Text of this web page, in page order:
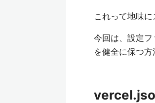
これって地味
今回は、設定フ
を健全に保つ方